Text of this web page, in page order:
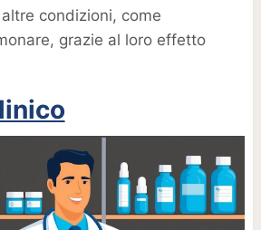
condizioni, come
grazie al loro effetto